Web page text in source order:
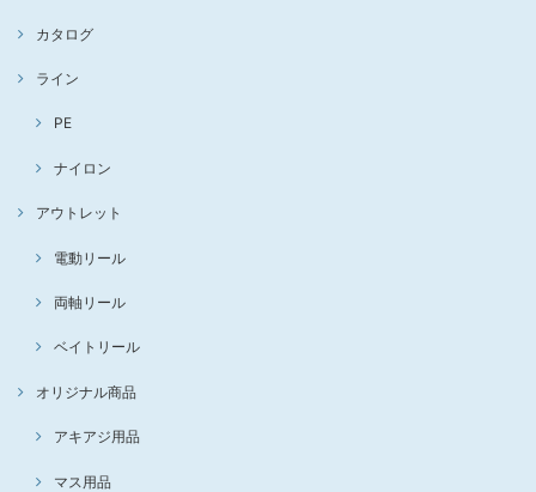
カタログ
ライン
PE
ナイロン
アウトレット
電動リール
両軸リール
ベイトリール
オリジナル商品
アキアジ用品
マス用品